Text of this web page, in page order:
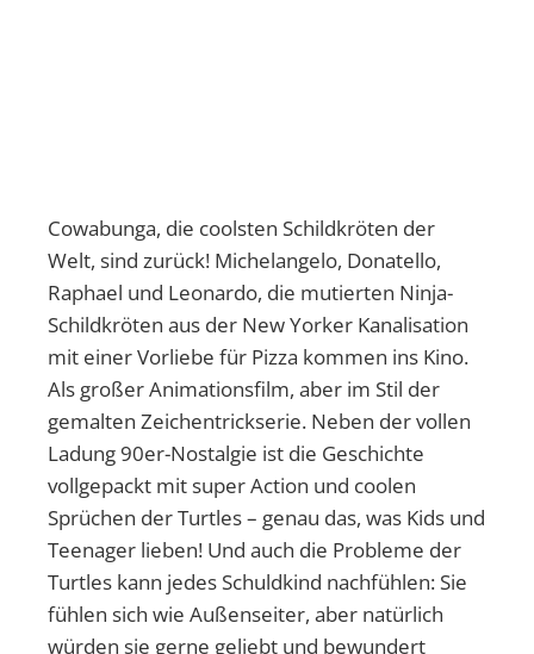
Cowabunga, die coolsten Schildkröten der
Welt, sind zurück! Michelangelo, Donatello,
Raphael und Leonardo, die mutierten Ninja-
Schildkröten aus der New Yorker Kanalisation
mit einer Vorliebe für Pizza kommen ins Kino.
Als großer Animationsfilm, aber im Stil der
gemalten Zeichentrickserie. Neben der vollen
Ladung 90er-Nostalgie ist die Geschichte
vollgepackt mit super Action und coolen
Sprüchen der Turtles – genau das, was Kids und
Teenager lieben! Und auch die Probleme der
Turtles kann jedes Schuldkind nachfühlen: Sie
fühlen sich wie Außenseiter, aber natürlich
würden sie gerne geliebt und bewundert